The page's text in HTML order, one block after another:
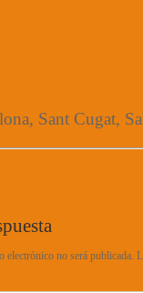
Sant Cugat,
electrónico no será publicada.